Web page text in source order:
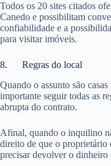
Todos os 20 sites citados
Canedo e possibilitam
confiabilidade e a
para visitar imóveis.
8. Regras do local
Quando o assunto são
importante seguir todas as
abrupta do contrato.
Afinal, quando o inquilino
direito de que o proprietário
precisar devolver o dinheiro